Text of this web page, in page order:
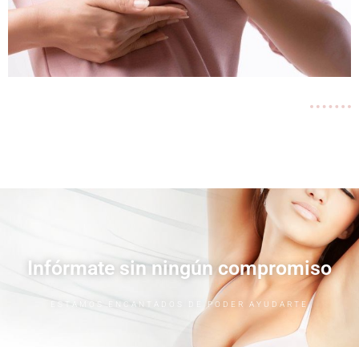
Infórmate sin ningún compromiso
ESTAMOS ENCANTADOS DE PODER AYUDARTE